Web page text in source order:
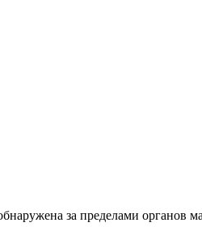
за пределами органов